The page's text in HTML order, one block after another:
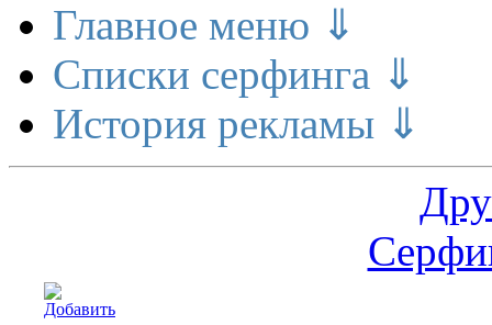
Главное меню ⇓
Списки серфинга ⇓
История рекламы ⇓